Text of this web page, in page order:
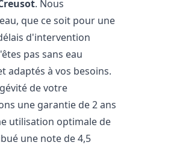
. Nous
que ce soit pour une
d'intervention
pas sans eau
à vos besoins.
de votre
une garantie de 2 ans
utilisation optimale de
une note de 4,5